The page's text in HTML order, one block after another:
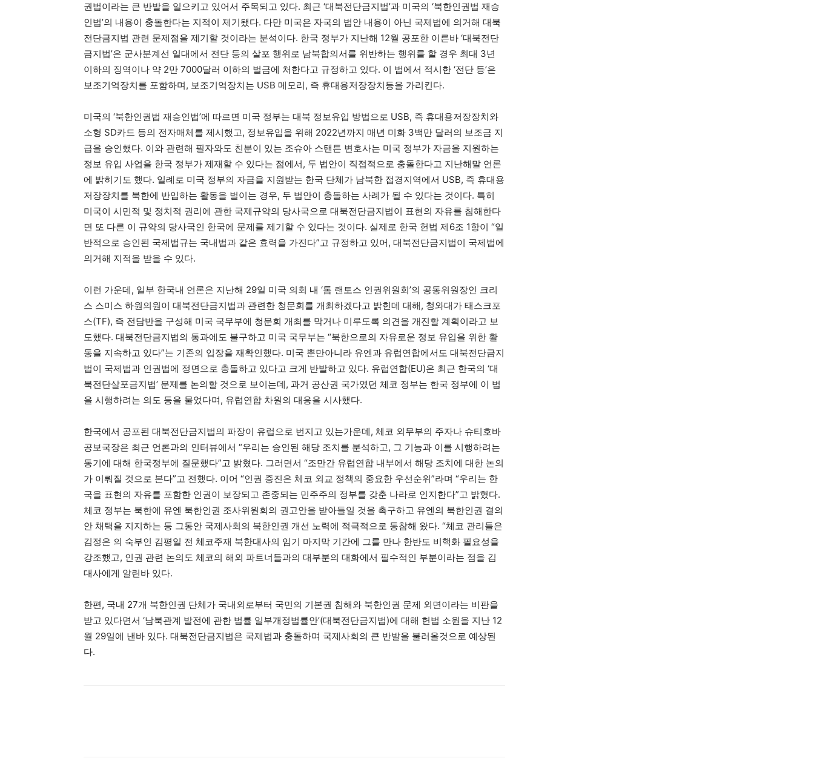
권법이라는 큰 반발을 일으키고 있어서 주목되고 있다. 최근 ‘대북전단금지법’과 미국의 ‘북한인권법 재승
인법’의 내용이 충돌한다는 지적이 제기됐다. 다만 미국은 자국의 법안 내용이 아닌 국제법에 의거해 대북
전단금지법 관련 문제점을 제기할 것이라는 분석이다. 한국 정부가 지난해 12월 공포한 이른바 ‘대북전단
금지법’은 군사분계선 일대에서 전단 등의 살포 행위로 남북합의서를 위반하는 행위를 할 경우 최대 3년
이하의 징역이나 약 2만 7000달러 이하의 벌금에 처한다고 규정하고 있다. 이 법에서 적시한 ‘전단 등’은
보조기억장치를 포함하며, 보조기억장치는 USB 메모리, 즉 휴대용저장장치등을 가리킨다.
미국의 ‘북한인권법 재승인법’에 따르면 미국 정부는 대북 정보유입 방법으로 USB, 즉 휴대용저장장치와
소형 SD카드 등의 전자매체를 제시했고, 정보유입을 위해 2022년까지 매년 미화 3백만 달러의 보조금 지
급을 승인했다. 이와 관련해 필자와도 친분이 있는 조슈아 스탠튼 변호사는 미국 정부가 자금을 지원하는
정보 유입 사업을 한국 정부가 제재할 수 있다는 점에서, 두 법안이 직접적으로 충돌한다고 지난해말 언론
에 밝히기도 했다. 일례로 미국 정부의 자금을 지원받는 한국 단체가 남북한 접경지역에서 USB, 즉 휴대용
저장장치를 북한에 반입하는 활동을 벌이는 경우, 두 법안이 충돌하는 사례가 될 수 있다는 것이다. 특히
미국이 시민적 및 정치적 권리에 관한 국제규약의 당사국으로 대북전단금지법이 표현의 자유를 침해한다
면 또 다른 이 규약의 당사국인 한국에 문제를 제기할 수 있다는 것이다. 실제로 한국 헌법 제6조 1항이 “일
반적으로 승인된 국제법규는 국내법과 같은 효력을 가진다”고 규정하고 있어, 대북전단금지법이 국제법에
의거해 지적을 받을 수 있다.
이런 가운데, 일부 한국내 언론은 지난해 29일 미국 의회 내 ‘톰 랜토스 인권위원회’의 공동위원장인 크리
스 스미스 하원의원이 대북전단금지법과 관련한 청문회를 개최하겠다고 밝힌데 대해, 청와대가 태스크포
스(TF), 즉 전담반을 구성해 미국 국무부에 청문회 개최를 막거나 미루도록 의견을 개진할 계획이라고 보
도했다. 대북전단금지법의 통과에도 불구하고 미국 국무부는 “북한으로의 자유로운 정보 유입을 위한 활
동을 지속하고 있다”는 기존의 입장을 재확인했다. 미국 뿐만아니라 유엔과 유럽연합에서도 대북전단금지
법이 국제법과 인권법에 정면으로 충돌하고 있다고 크게 반발하고 있다. 유럽연합(EU)은 최근 한국의 ‘대
북전단살포금지법’ 문제를 논의할 것으로 보이는데, 과거 공산권 국가였던 체코 정부는 한국 정부에 이 법
을 시행하려는 의도 등을 물었다며, 유럽연합 차원의 대응을 시사했다.
한국에서 공포된 대북전단금지법의 파장이 유럽으로 번지고 있는가운데, 체코 외무부의 주자나 슈티호바
공보국장은 최근 언론과의 인터뷰에서 “우리는 승인된 해당 조치를 분석하고, 그 기능과 이를 시행하려는
동기에 대해 한국정부에 질문했다”고 밝혔다. 그러면서 “조만간 유럽연합 내부에서 해당 조치에 대한 논의
가 이뤄질 것으로 본다”고 전했다. 이어 “인권 증진은 체코 외교 정책의 중요한 우선순위”라며 “우리는 한
국을 표현의 자유를 포함한 인권이 보장되고 존중되는 민주주의 정부를 갖춘 나라로 인지한다”고 밝혔다.
체코 정부는 북한에 유엔 북한인권 조사위원회의 권고안을 받아들일 것을 촉구하고 유엔의 북한인권 결의
안 채택을 지지하는 등 그동안 국제사회의 북한인권 개선 노력에 적극적으로 동참해 왔다. “체코 관리들은
김정은 의 숙부인 김평일 전 체코주재 북한대사의 임기 마지막 기간에 그를 만나 한반도 비핵화 필요성을
강조했고, 인권 관련 논의도 체코의 해외 파트너들과의 대부분의 대화에서 필수적인 부분이라는 점을 김
대사에게 알린바 있다.
한편, 국내 27개 북한인권 단체가 국내외로부터 국민의 기본권 침해와 북한인권 문제 외면이라는 비판을
받고 있다면서 ‘남북관계 발전에 관한 법률 일부개정법률안’(대북전단금지법)에 대해 헌법 소원을 지난 12
월 29일에 낸바 있다. 대북전단금지법은 국제법과 충돌하며 국제사회의 큰 반발을 불러올것으로 예상된
다.